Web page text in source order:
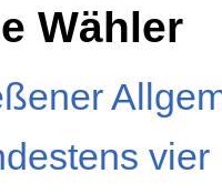
Wähler